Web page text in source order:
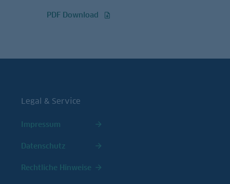
PDF Download
Legal & Service
Impressum
Datenschutz
Rechtliche Hinweise